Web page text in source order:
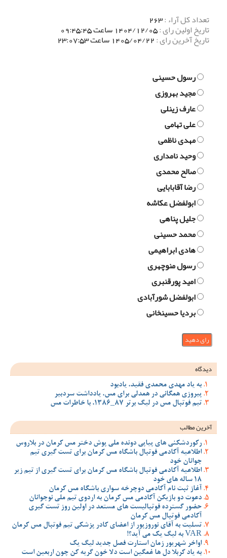
تعداد کل آراء :263
تاریخ اولین رای :1404/12/05 ساعت 09:45:45
تاریخ آخرین رای :1405/04/22 ساعت 23:07:53
رسول حسینی
مجید بهروزی
عارف زینلی
علی تهامی
مهدی ناظمی
وحید نامداری
صالح محمدی
رضا آقابابایی
ابولفضل عکاشه
جلیل پناهی
محمد حسینی
هادی ابراهیمی
رسول منوچهری
امید پورقنبری
ابولفضل شورآبادی
بردیا حسینخانی
دیدگاه
به یاد مهدی محمدی فقید، یادبود
پیروزی همگانی در همدلی برای مس، یادداشت سردبیر
تیم فوتبال مس در لیگ برتر 87_1386، با خاطرات مس
آخرین مطالب
رکوردشکنی های پیاپی دونده ملی پوش دختر مس کرمان در بلاروس
اطلاعیه آکادمی فوتبال باشگاه مس کرمان برای تست گیری تیم
جوانان خود
اطلاعیه آکادمی فوتبال باشگاه مس کرمان برای تست گیری از تیم زیر
18 ساله های خود
آغاز ثبت نام آکادمی دوچرخه سواری باشگاه مس کرمان
دعوت دو بازیکن آکادمی مس کرمان به اردوی تیم ملی نوجوانان
حضور گسترده فوتبالیست های مستعد در اولین روز تست گیری
آکادمی فوتبال مس کرمان
تسلیت به آقای نوروزپور از اعضای کادر پزشکی تیم فوتبال مس کرمان
VAR به لیگ یک می آید؟!
اواخر شهریور زمان استارت فصل جدید لیگ یک
به یاد کربلا دل ها غمگین است دلا خون گریه کن چون اربعین است